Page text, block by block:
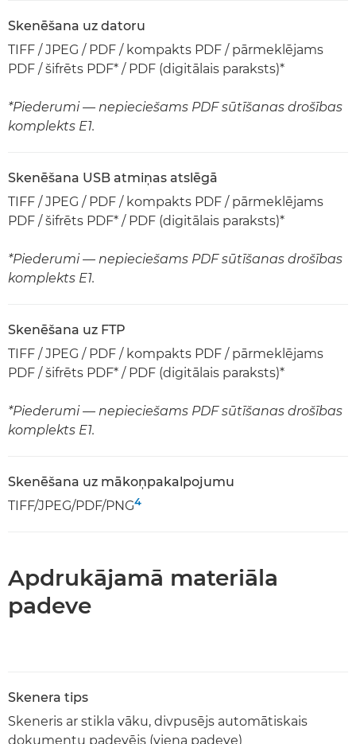
Skenēšana uz datoru
TIFF / JPEG / PDF / kompakts PDF / pārmeklējams
PDF / šifrēts PDF* / PDF (digitālais paraksts)*
*Piederumi — nepieciešams PDF sūtīšanas drošības
komplekts E1.
Skenēšana USB atmiņas atslēgā
TIFF / JPEG / PDF / kompakts PDF / pārmeklējams
PDF / šifrēts PDF* / PDF (digitālais paraksts)*
*Piederumi — nepieciešams PDF sūtīšanas drošības
komplekts E1.
Skenēšana uz FTP
TIFF / JPEG / PDF / kompakts PDF / pārmeklējams
PDF / šifrēts PDF* / PDF (digitālais paraksts)*
*Piederumi — nepieciešams PDF sūtīšanas drošības
komplekts E1.
Skenēšana uz mākoņpakalpojumu
TIFF/JPEG/PDF/PNG4
Apdrukājamā materiāla
padeve
Skenera tips
Skeneris ar stikla vāku, divpusējs automātiskais
dokumentu padevējs (viena padeve)